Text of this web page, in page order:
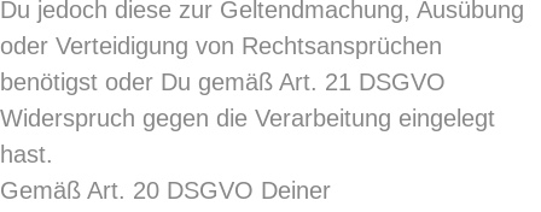
Du jedoch diese zur Geltendmachung, Ausübung
oder Verteidigung von Rechtsansprüchen
benötigst oder Du gemäß Art. 21 DSGVO
Widerspruch gegen die Verarbeitung eingelegt
hast.
Gemäß Art. 20 DSGVO Deiner